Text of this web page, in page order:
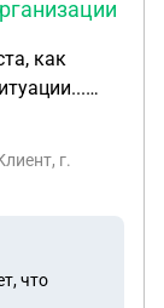
как
со
Товар
г.
что